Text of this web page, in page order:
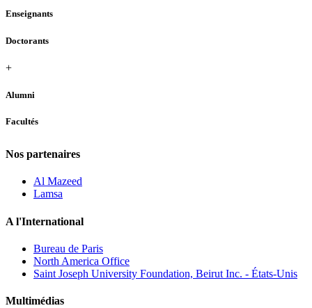
Enseignants
Doctorants
+
Alumni
Facultés
Nos partenaires
Al Mazeed
Lamsa
A l'International
Bureau de Paris
North America Office
Saint Joseph University Foundation, Beirut Inc. - États-Unis
Multimédias